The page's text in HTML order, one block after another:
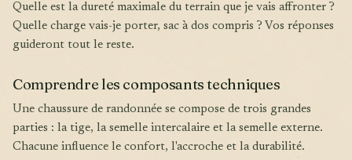
Quelle est la dureté maximale du terrain que je vais affronter ?
Quelle charge vais-je porter, sac à dos compris ? Vos réponses
guideront tout le reste.
Comprendre les composants techniques
Une chaussure de randonnée se compose de trois grandes
parties : la tige, la semelle intercalaire et la semelle externe.
Chacune influence le confort, l'accroche et la durabilité.